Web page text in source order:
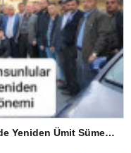
Arnavutköy Samsunlular Derneği’nde Yeniden Ümit Süme Dönemi